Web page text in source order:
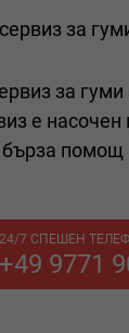
за
за гуми
е насочен
помощ
24/7 СПЕШЕН
+49 9771